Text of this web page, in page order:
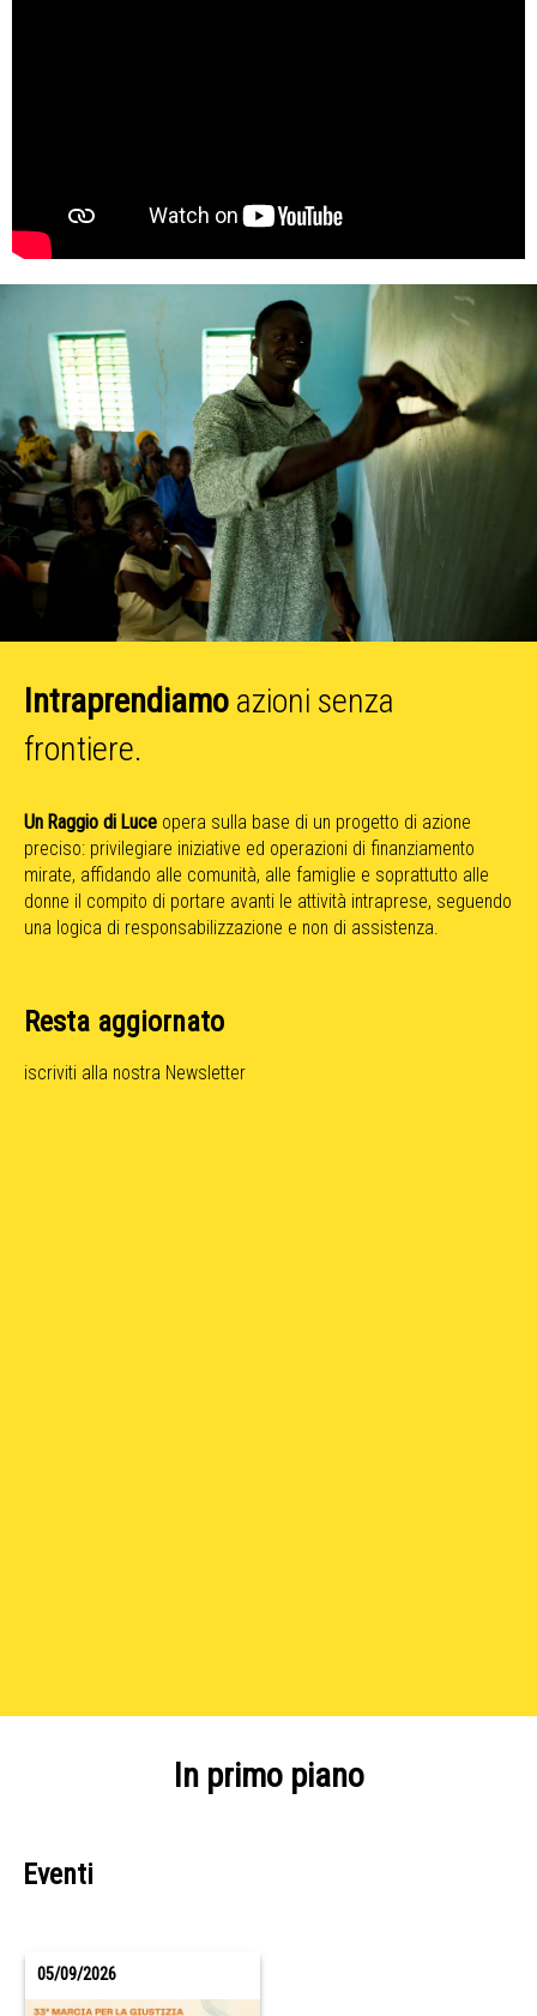
Intraprendiamo azioni senza
frontiere.
Un Raggio di Luce opera sulla base di un progetto di azione
preciso: privilegiare iniziative ed operazioni di finanziamento
mirate, affidando alle comunità, alle famiglie e soprattutto alle
donne il compito di portare avanti le attività intraprese, seguendo
una logica di responsabilizzazione e non di assistenza.
Resta aggiornato
iscriviti alla nostra Newsletter
In primo piano
Eventi
05/09/2026